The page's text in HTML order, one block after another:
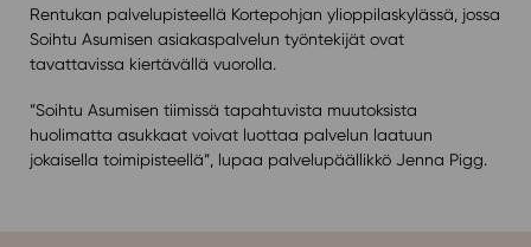
Rentukan palvelupisteellä Kortepohjan ylioppilaskylässä, jossa
Soihtu Asumisen asiakaspalvelun työntekijät ovat
tavattavissa kiertävällä vuorolla.
”Soihtu Asumisen tiimissä tapahtuvista muutoksista
huolimatta asukkaat voivat luottaa palvelun laatuun
jokaisella toimipisteellä”, lupaa palvelupäällikkö Jenna Pigg.